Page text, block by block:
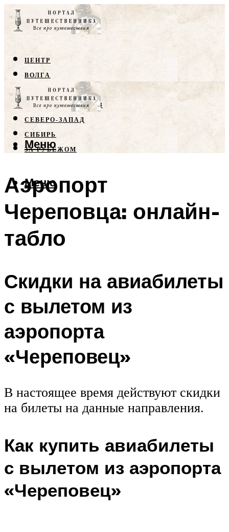
ЦЕНТР
ВОЛГА
КРЫМ
СЕВЕРНЫЙ КАВКАЗ
СЕВЕРО-ЗАПАД
СИБИРЬ
ЗА РУБЕЖОМ
Меню
Меню
Аэропорт
Череповца: онлайн-
табло
Скидки на авиабилеты
с вылетом из
аэропорта
«Череповец»
В настоящее время действуют скидки
на билеты на данные направления.
Как купить авиабилеты
с вылетом из аэропорта
«Череповец»